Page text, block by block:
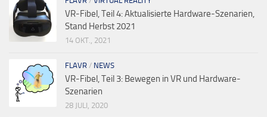
VR-Fibel, Teil 4: Aktualisierte Hardware-Szenarien,
Stand Herbst 2021
14 OKT., 2021
FLAVR / NEWS
VR-Fibel, Teil 3: Bewegen in VR und Hardware-
Szenarien
28 JULI, 2020